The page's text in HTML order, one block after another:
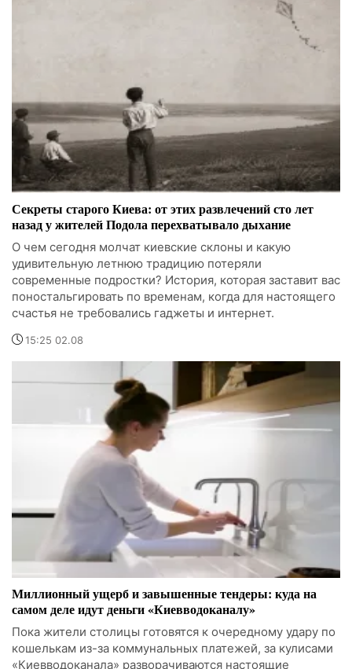
Секреты старого Киева: от этих развлечений сто лет
назад у жителей Подола перехватывало дыхание
О чем сегодня молчат киевские склоны и какую
удивительную летнюю традицию потеряли
современные подростки? История, которая заставит вас
поностальгировать по временам, когда для настоящего
счастья не требовались гаджеты и интернет.
15:25 02.08
Миллионный ущерб и завышенные тендеры: куда на
самом деле идут деньги «Киевводоканалу»
Пока жители столицы готовятся к очередному удару по
кошелькам из-за коммунальных платежей, за кулисами
«Киевводоканала» разворачиваются настоящие